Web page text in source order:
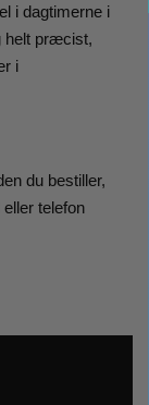
i dagtimerne i
helt præcist,
i
du bestiller,
telefon